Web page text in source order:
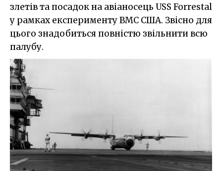
злетів та посадок на авіаносець USS Forrestal
у рамках експерименту ВМС США. Звісно для
цього знадобиться повністю звільнити всю
палубу.